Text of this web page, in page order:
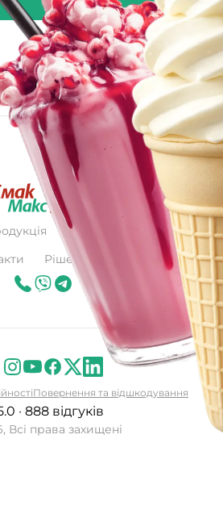
Про нас
Сертифікат
Рішення для бізнесу
Всі права захищені
· 888 відгуків
Повернення та відшкодування